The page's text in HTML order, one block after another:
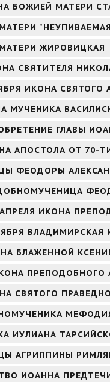
БОЖИЕЙ МАТЕРИ
ЖИРОВИЦКАЯ
СВЯТИТЕЛЯ
ИКОНА
МУЧЕНИКА
ГЛАВЫ
АПОСТОЛА ОТ 70-
ФЕОДОРЫ
АПРЕЛЯ ИКОНА
БЛАЖЕННОЙ
ПРЕПОДОБНОГО
СВЯТОГО
ИУЛИАНА
АГРИППИНЫ
ИОАННА